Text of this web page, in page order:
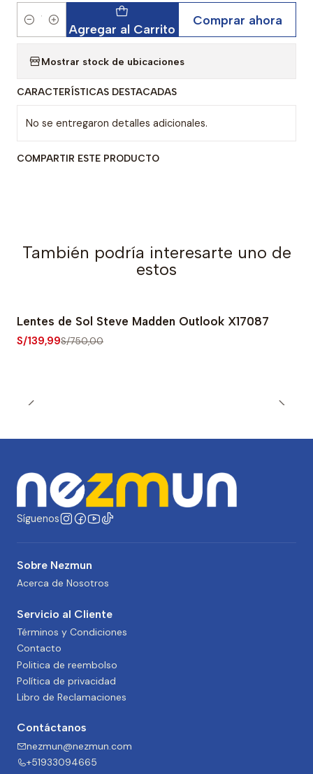
Cantidad Agregar al Carrito
Comprar ahora
Mostrar stock de ubicaciones
CARACTERÍSTICAS DESTACADAS
No se entregaron detalles adicionales.
COMPARTIR ESTE PRODUCTO
También podría interesarte uno de
estos
-81% OFF
Lentes de Sol Steve Madden Outlook X17087
S/139,99S/750,00
Síguenos
Sobre Nezmun
Acerca de Nosotros
Servicio al Cliente
Términos y Condiciones
Contacto
Politica de reembolso
Política de privacidad
Libro de Reclamaciones
Contáctanos
nezmun@nezmun.com
+51933094665